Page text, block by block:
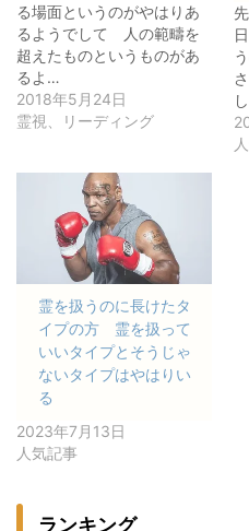
る場面というのがやはりあ
るようでして 人の範疇を
超えたものというものがあ
るよ…
2018年5月24日
霊視、リーディング
霊を扱うのに長けたタ
イプの方 霊を扱って
いいタイプとそうじゃ
ないタイプはやはりい
る
2023年7月13日
人気記事
ランキング